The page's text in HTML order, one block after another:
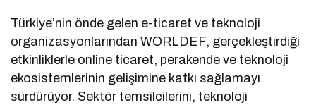
Türkiye’nin önde gelen e-ticaret ve teknoloji
organizasyonlarından WORLDEF, gerçekleştirdiği
etkinliklerle online ticaret, perakende ve teknoloji
ekosistemlerinin gelişimine katkı sağlamayı
sürdürüyor. Sektör temsilcilerini, teknoloji